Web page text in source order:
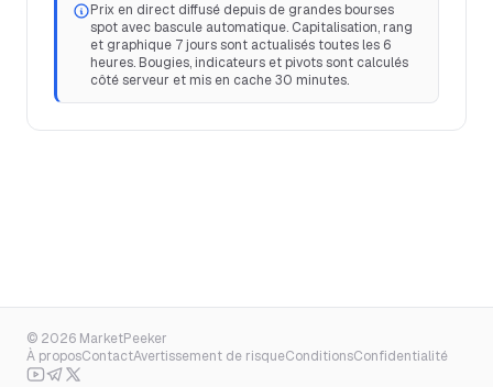
Prix en direct diffusé depuis de grandes bourses
spot avec bascule automatique. Capitalisation, rang
et graphique 7 jours sont actualisés toutes les 6
heures. Bougies, indicateurs et pivots sont calculés
côté serveur et mis en cache 30 minutes.
© 2026 MarketPeeker
À proposContactAvertissement de risqueConditionsConfidentialité